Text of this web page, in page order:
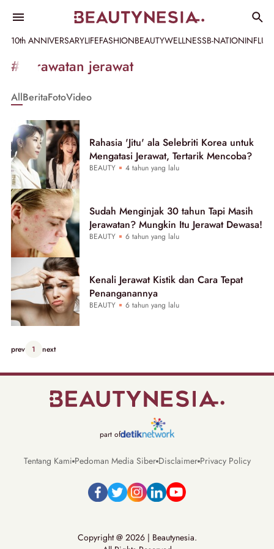
10th ANNIVERSARYLIFEFASHIONBEAUTYWELLNESSB-NATION
Informasi
[GET_DATA_TITLE]
Beautynesia
#perawatan jerawat
AllBeritaFotoVideo
Rahasia 'Jitu' ala Selebriti Korea untuk
Mengatasi Jerawat, Tertarik Mencoba?
BEAUTY 4 tahun yang lalu
Sudah Menginjak 30 tahun Tapi Masih
Jerawatan? Mungkin Itu Jerawat Dewasa!
BEAUTY 6 tahun yang lalu
Kenali Jerawat Kistik dan Cara Tepat
Penanganannya
BEAUTY 6 tahun yang lalu
prev 1 next
part of
Tentang Kami Pedoman Media Siber Disclaimer Privacy Policy
Copyright @ 2026 | Beautynesia.